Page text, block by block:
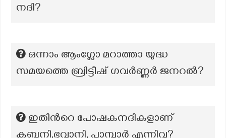
നദി?
ഒന്നാം ആംഗ്ലോ മറാത്താ യുദ്ധ
സമയത്തെ ബ്രിട്ടീഷ് ഗവർണ്ണർ ജനറൽ?
ഇതിൻറെ പോഷകനദികളാണ്